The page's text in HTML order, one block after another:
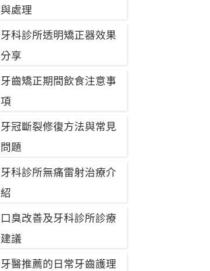
與處理
牙科診所透明矯正器效果
分享
牙齒矯正期間飲食注意事
項
牙冠斷裂修復方法與常見
問題
牙科診所無痛雷射治療介
紹
口臭改善及牙科診所診療
建議
牙醫推薦的日常牙齒護理